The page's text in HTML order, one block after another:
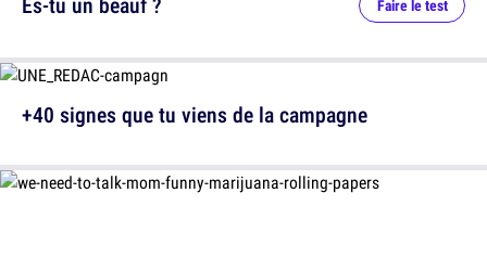
Faire le test
+40 signes que tu viens de la campagne